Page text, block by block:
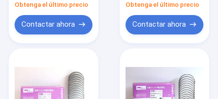
Obtenga el último precio
Contactar ahora
Obtenga el último precio
Contactar ahora